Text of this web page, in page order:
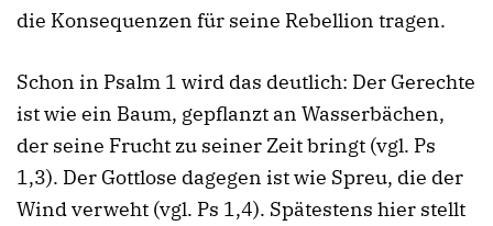
die Konsequenzen für seine Rebellion tragen.
Schon in Psalm 1 wird das deutlich: Der Gerechte
ist wie ein Baum, gepflanzt an Wasserbächen,
der seine Frucht zu seiner Zeit bringt (vgl. Ps
1,3). Der Gottlose dagegen ist wie Spreu, die der
Wind verweht (vgl. Ps 1,4). Spätestens hier stellt